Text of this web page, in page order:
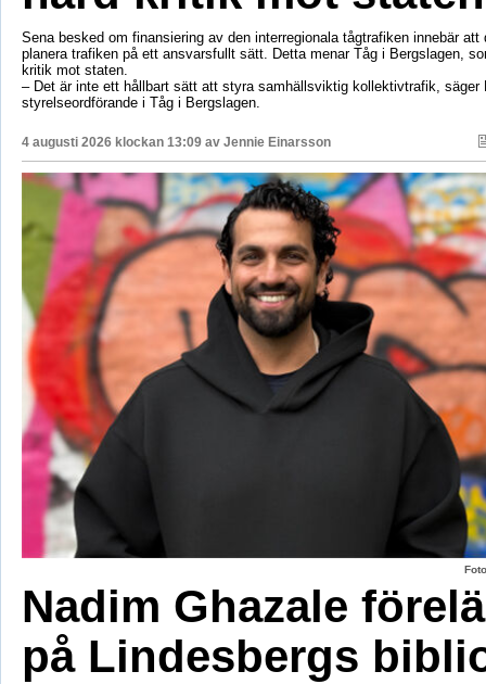
Sena besked om finansiering av den interregionala tågtrafiken innebär att
planera trafiken på ett ansvarsfullt sätt. Detta menar Tåg i Bergslagen,
kritik mot staten.
– Det är inte ett hållbart sätt att styra samhällsviktig kollektivtrafik, säger
styrelseordförande i Tåg i Bergslagen.
4 augusti 2026 klockan 13:09 av Jennie Einarsson
Nadim Ghazale
på Lindesbergs